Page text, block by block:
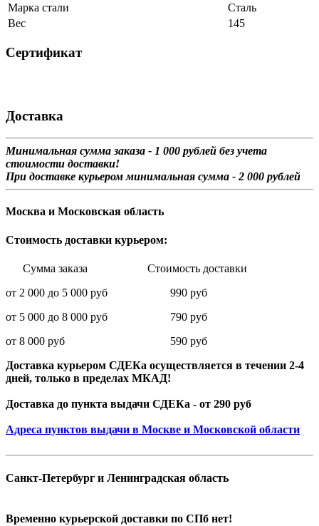
Марка стали
Сталь
Вес
145
Сертификат
Доставка
Минимальная сумма заказа - 1 000 рублей без учета
стоимости доставки!
При доставке курьером минимальная сумма - 2 000 рублей
Москва и Московская область
Стоимость доставки курьером:
Сумма заказа Стоимость доставки
от 2 000 до 5 000 руб 990 руб
от 5 000 до 8 000 руб 790 руб
от 8 000 руб 590 руб
Доставка курьером СДЕКа осуществляется в течении 2-4
дней, только в пределах МКАД!
Доставка до пункта выдачи СДЕКа - от 290 руб
Адреса пунктов выдачи в Москве и Московской области
Санкт-Петербург и Ленинградская область
Временно курьерской доставки по СПб нет!